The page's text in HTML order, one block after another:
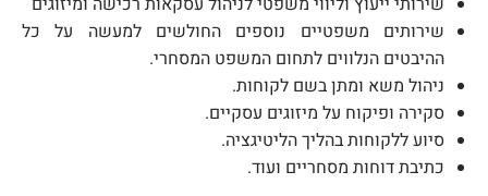
שירותים משפטיים נוספים החולשים למעשה על כל
ההיבטים הנלווים לתחום המשפט המסחרי.
ניהול משא ומתן בשם לקוחות.
סקירה ופיקוח על מיזוגים עסקיים.
סיוע ללקוחות בהליך הליטיגציה.
כתיבת דוחות מסחריים ועוד.